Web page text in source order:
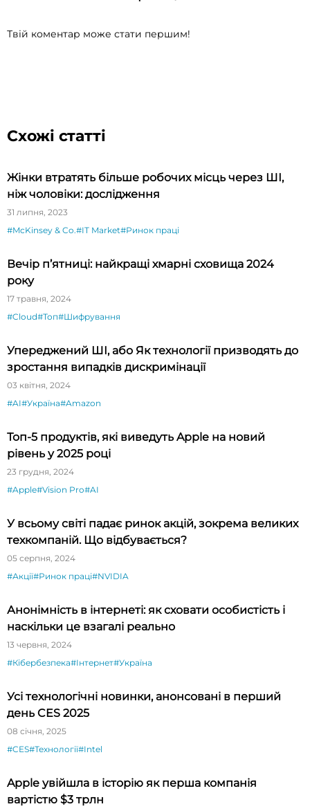
Твій коментар може стати першим!
Схожі статті
Жінки втратять більше робочих місць через ШІ,
ніж чоловіки: дослідження
31 липня, 2023
#McKinsey & Co.#IT Market#Ринок праці
Вечір п’ятниці: найкращі хмарні сховища 2024
року
17 травня, 2024
#Cloud#Топ#Шифрування
Упереджений ШІ, або Як технології призводять до
зростання випадків дискримінації
03 квітня, 2024
#AI#Україна#Amazon
Топ-5 продуктів, які виведуть Apple на новий
рівень у 2025 році
23 грудня, 2024
#Apple#Vision Pro#AI
У всьому світі падає ринок акцій, зокрема великих
техкомпаній. Що відбувається?
05 серпня, 2024
#Акції#Ринок праці#NVIDIA
Анонімність в інтернеті: як сховати особистість і
наскільки це взагалі реально
13 червня, 2024
#Кібербезпека#Інтернет#Україна
Усі технологічні новинки, анонсовані в перший
день CES 2025
08 січня, 2025
#CES#Технології#Intel
Apple увійшла в історію як перша компанія
вартістю $3 трлн